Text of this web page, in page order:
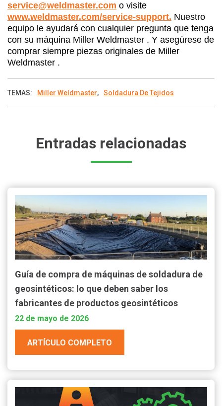
service@weldmaster.com o visite
www.weldmaster.com/service-support. Nuestro
equipo le ayudará con cualquier pregunta que tenga
con su máquina Miller Weldmaster . Y asegúrese de
comprar siempre piezas originales de Miller
Weldmaster .
TEMAS: Miller Weldmaster, Soldadura De Tejidos
Entradas relacionadas
Guía de compra de máquinas de soldadura de
geosintéticos: lo que deben saber los
fabricantes de productos geosintéticos
22 de mayo de 2026
ARTÍCULO COMPLETO